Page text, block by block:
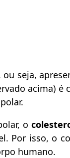
ou seja,
acima)
o
Por isso, o
humano.